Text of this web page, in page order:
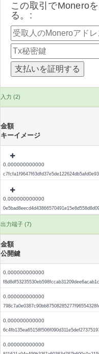
この取引でMonero
る。:
入力 (2)
金額
キーイメージ
0.000000000000
0.000000000000
出力端子 (7)
金額
公開鍵
0.000000000000
0.000000000000
0.000000000000
0.000000000000